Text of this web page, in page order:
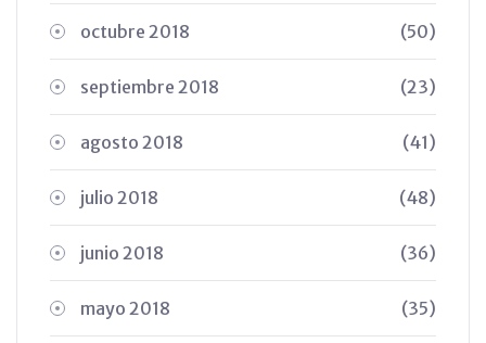
octubre 2018 (50)
septiembre 2018 (23)
agosto 2018 (41)
julio 2018 (48)
junio 2018 (36)
mayo 2018 (35)